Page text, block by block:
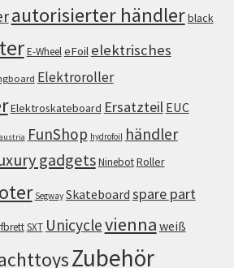
autorisierter händlerblack
E-WheeleFoil elektrisches
Elektroroller
Elektroskateboard Ersatzteil EUC
FunShop hydrofoil händler
gadgetsNinebotRoller
Segway Skateboard spare part
SXT Unicyclevienna weiß
Zubehör